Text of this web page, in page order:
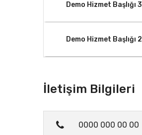
Demo Hizmet Başlığı 3
Demo Hizmet Başlığı 2
İletişim Bilgileri
0000 000 00 00